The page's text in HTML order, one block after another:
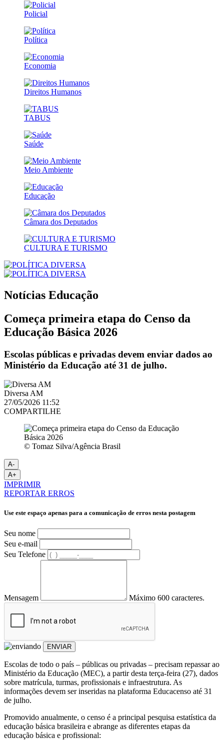
Policial
Política
Economia
Direitos Humanos
TABUS
Saúde
Meio Ambiente
Educação
Câmara dos Deputados
CULTURA E TURISMO
Notícias Educação
Começa primeira etapa do Censo da
Educação Básica 2026
Escolas públicas e privadas devem enviar dados ao
Ministério da Educação até 31 de julho.
Diversa AM
27/05/2026 11:52
COMPARTILHE
© Tomaz Silva/Agência Brasil
A-
A+
IMPRIMIR
REPORTAR ERROS
Use este espaço apenas para a comunicação de erros nesta postagem
Seu nome
Seu e-mail
Seu Telefone
Mensagem Máximo 600 caracteres.
ENVIAR
Escolas de todo o país – públicas ou privadas – precisam repassar ao
Ministério da Educação (MEC), a partir desta terça-feira (27), dados
sobre matrícula, turmas, profissionais e infraestrutura. As
informações devem ser inseridas na plataforma Educacenso até 31
de julho.
Promovido anualmente, o censo é a principal pesquisa estatística da
educação básica brasileira e abrange as diferentes etapas da
educação básica e profissional: